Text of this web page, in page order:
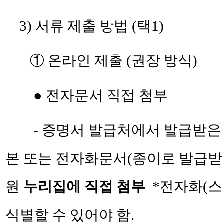
3) 서류 제출 방법 (택1)
① 온라인 제출 (권장 방식)
● 전자문서 직접 첨부
- 증명서 발급처에서 발급받은
본 또는 전자화문서(종이로 발급
원 누리집에 직접 첨부 *전자화(
식별할 수 있어야 함.